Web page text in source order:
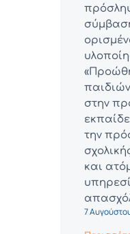
στην
την
και
7